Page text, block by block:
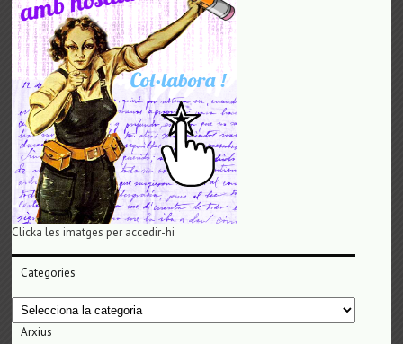
Clicka les imatges per accedir-hi
Categories
Categories
Arxius